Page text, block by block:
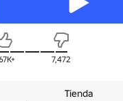
7,472
Tienda